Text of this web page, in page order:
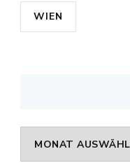
WIEN
Archiv